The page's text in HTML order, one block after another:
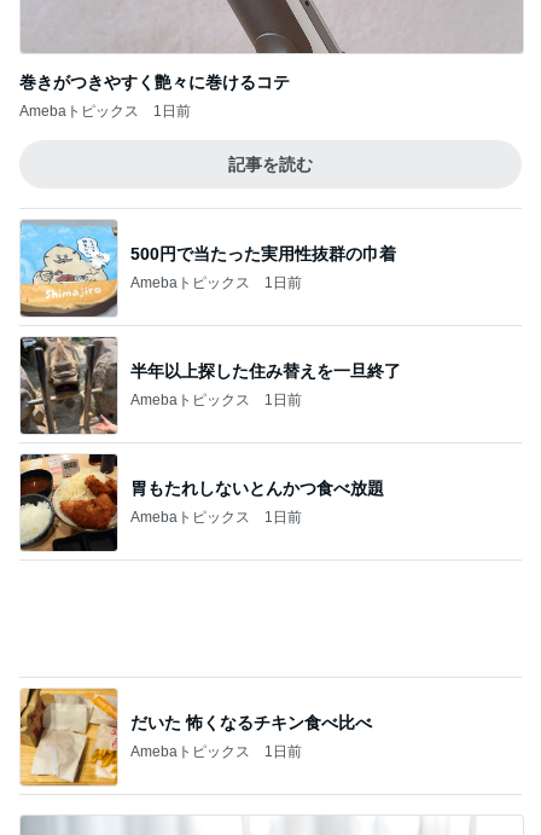
巻きがつきやすく艶々に巻けるコテ
Amebaトピックス 1日前
記事を読む
500円で当たった実用性抜群の巾着
Amebaトピックス 1日前
半年以上探した住み替えを一旦終了
Amebaトピックス 1日前
胃もたれしないとんかつ食べ放題
Amebaトピックス 1日前
だいた 怖くなるチキン食べ比べ
Amebaトピックス 1日前